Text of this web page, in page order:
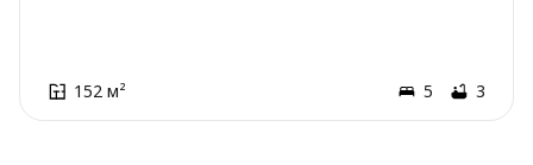
152 м² 5 3